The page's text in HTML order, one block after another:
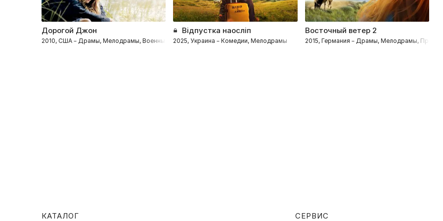
Дорогой Джон
2010, США – Драмы, Мелодрамы, Военные
Відпустка наосліп
2025, Украина – Комедии, Мелодрамы
Восточный ветер 2
2015, Германия – Драмы, Мелодрамы,
КАТАЛОГ СЕРВИС